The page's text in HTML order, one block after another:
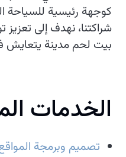
كوجهة رئيسية للسياحة
شراكتنا، نهدف إلى
بيت لحم مدينة يتعايش
الخدمات
تصميم وبرمجة المواقع